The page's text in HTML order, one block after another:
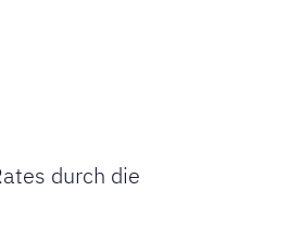
durch die